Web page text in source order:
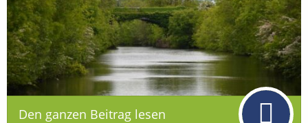
Den ganzen Beitrag lesen